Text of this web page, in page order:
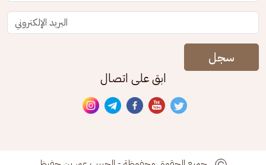
سجل
ابق على اتصال